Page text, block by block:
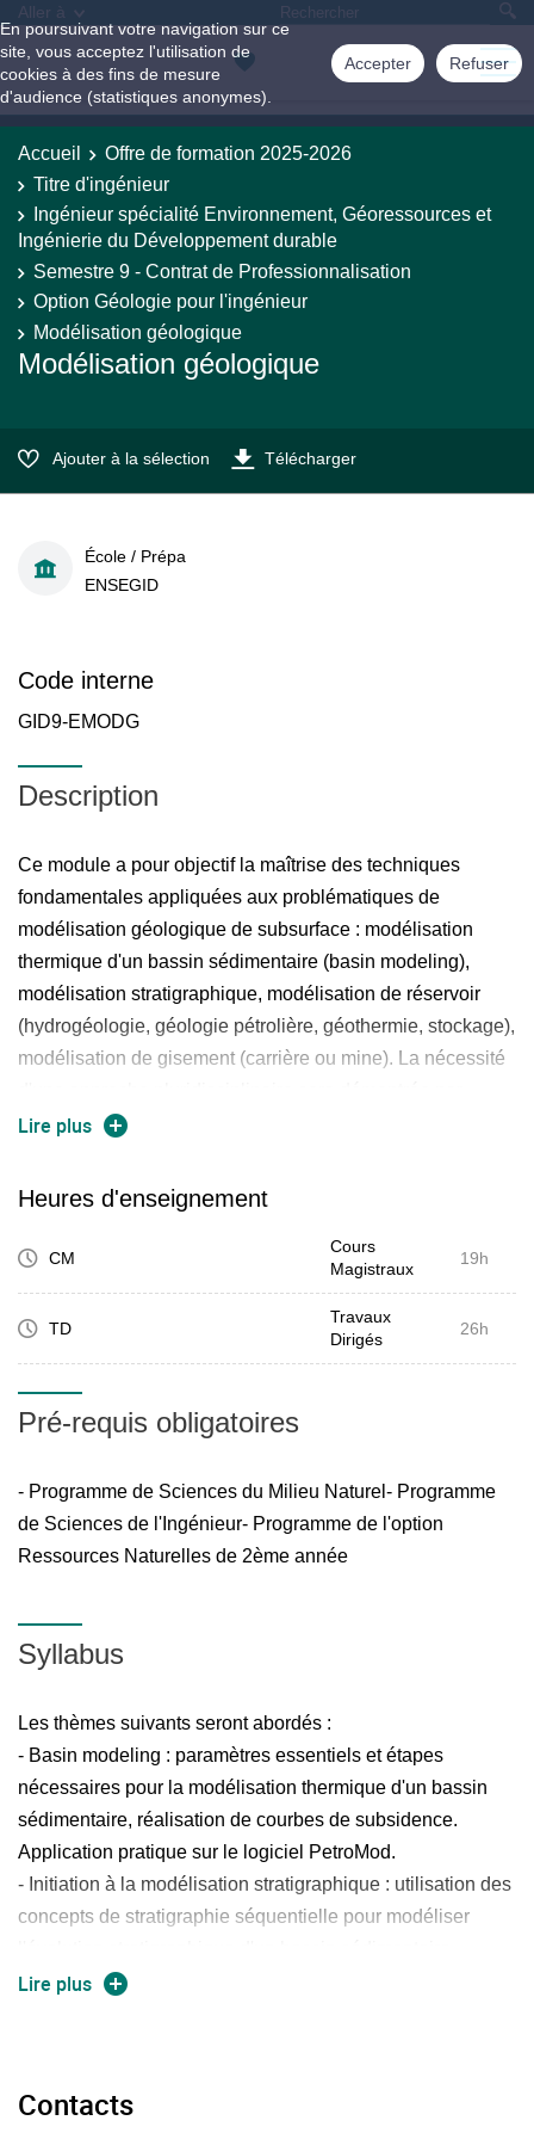
En poursuivant votre navigation sur ce
site, vous acceptez l'utilisation de
cookies à des fins de mesure
d'audience (statistiques anonymes).
Accepter Refuser
Aller à
Accueil
Offre de formation 2025-2026
Titre d'ingénieur
Ingénieur spécialité Environnement, Géoressources et
Ingénierie du Développement durable
Semestre 9 - Contrat de Professionnalisation
Option Géologie pour l'ingénieur
Modélisation géologique
Modélisation géologique
Ajouter à la sélection Télécharger
École / Prépa
ENSEGID
Code interne
GID9-EMODG
Description
Ce module a pour objectif la maîtrise des techniques
fondamentales appliquées aux problématiques de
modélisation géologique de subsurface : modélisation
thermique d'un bassin sédimentaire (basin modeling),
modélisation stratigraphique, modélisation de réservoir
(hydrogéologie, géologie pétrolière, géothermie, stockage),
modélisation de gisement (carrière ou mine). La nécessité
l'intégration des notions et des compétences acquises au
Les cours seront systématiquement mis en pratique sur
Lire plus
Heures d'enseignement
CM
Cours
Magistraux
19h
TD
Travaux
Dirigés
26h
Pré-requis obligatoires
- Programme de Sciences du Milieu Naturel- Programme
de Sciences de l'Ingénieur- Programme de l'option
Ressources Naturelles de 2ème année
Syllabus
Les thèmes suivants seront abordés :
- Basin modeling : paramètres essentiels et étapes
nécessaires pour la modélisation thermique d'un bassin
sédimentaire, réalisation de courbes de subsidence.
Application pratique sur le logiciel PetroMod.
- Initiation à la modélisation stratigraphique : utilisation des
concepts de stratigraphie séquentielle pour modéliser
(présentation du logiciel Dionisos). Application pour la
générale d'un modèle réservoir, modèles structuraux et
Lire plus
Contacts